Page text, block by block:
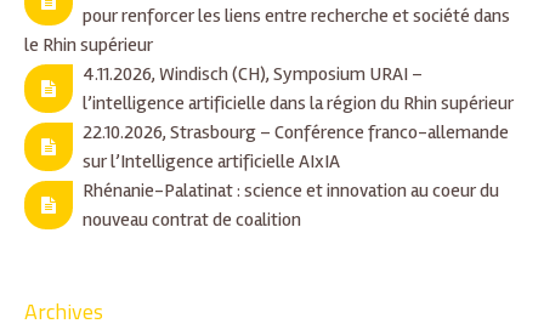
pour renforcer les liens entre recherche et société dans
le Rhin supérieur
4.11.2026, Windisch (CH), Symposium URAI –
l’intelligence artificielle dans la région du Rhin supérieur
22.10.2026, Strasbourg – Conférence franco-allemande
sur l’Intelligence artificielle AIxIA
Rhénanie-Palatinat : science et innovation au coeur du
nouveau contrat de coalition
Archives